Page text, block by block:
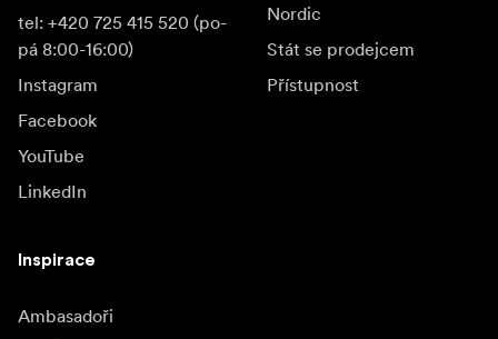
tel: +420 725 415 520 (po-
pá 8:00-16:00)
Instagram
Facebook
YouTube
LinkedIn
Nordic
Stát se prodejcem
Přístupnost
Inspirace
Ambasadoři